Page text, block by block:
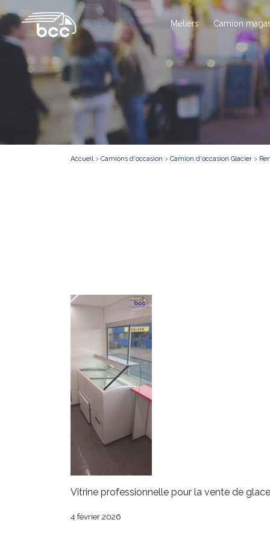
Métiers Camion
Accueil> Camions d'occasion > Camion d'occasion Glacier >
Vitrine professionnelle pour la vente de
4 février 2026